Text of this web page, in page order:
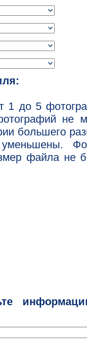
1 до 5
не
большего
уменьшены.
файла не